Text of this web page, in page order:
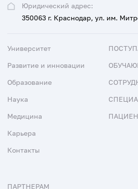
Юридический адрес:
350063 г. Краснодар, ул. им.
Университет
Развитие и инновации
Образование
Наука
Медицина
Карьера
Контакты
ПАРТНЕРАМ